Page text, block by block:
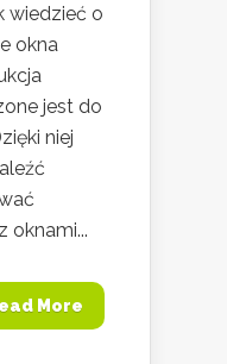
wiedzieć o
okna
jest do
niej
oknami...
More